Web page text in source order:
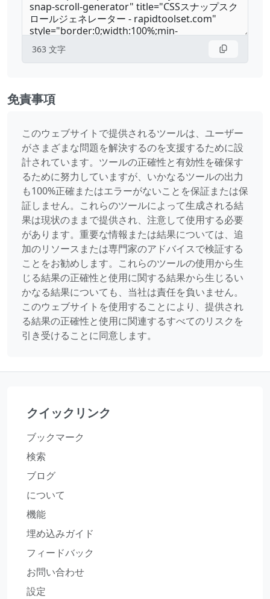
363 文字
免責事項
このウェブサイトで提供されるツールは、ユーザー
がさまざまな問題を解決するのを支援するために設
計されています。ツールの正確性と有効性を確保す
るために努力していますが、いかなるツールの出力
も100%正確またはエラーがないことを保証または保
証しません。これらのツールによって生成される結
果は現状のままで提供され、注意して使用する必要
があります。重要な情報または結果については、追
加のリソースまたは専門家のアドバイスで検証する
ことをお勧めします。これらのツールの使用から生
じる結果の正確性と使用に関する結果から生じるい
かなる結果についても、当社は責任を負いません。
このウェブサイトを使用することにより、提供され
る結果の正確性と使用に関連するすべてのリスクを
引き受けることに同意します。
クイックリンク
ブックマーク
検索
ブログ
について
機能
埋め込みガイド
フィードバック
お問い合わせ
設定